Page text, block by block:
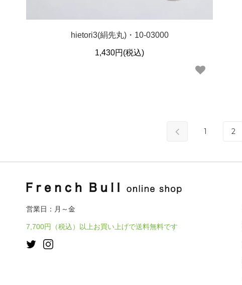
hietori3(絹先丸)・10-03000
1,430円(税込)
1 2
営業日：月～金
7,700円（税込）以上お買い上げで送料無料です